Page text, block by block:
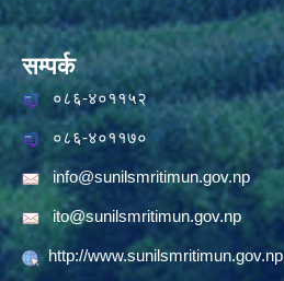
सम्पर्क
०८६-४०११५२
०८६-४०११७०
info@sunilsmritimun.gov.np
ito@sunilsmritimun.gov.np
http://www.sunilsmritimun.gov.np